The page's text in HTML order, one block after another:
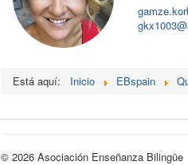
Está aquí: Inicio EBspain
© 2026 Asociación Enseñanza Bilingüe